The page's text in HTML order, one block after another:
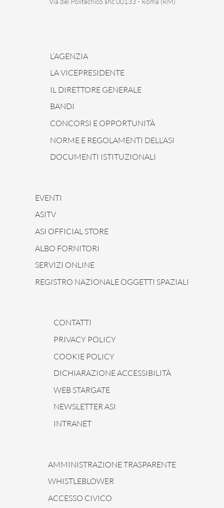
L’AGENZIA
LA VICEPRESIDENTE
IL DIRETTORE GENERALE
BANDI
CONCORSI E OPPORTUNITÀ
NORME E REGOLAMENTI DELL’ASI
DOCUMENTI ISTITUZIONALI
EVENTI
ASITV
ASI OFFICIAL STORE
ALBO FORNITORI
SERVIZI ONLINE
REGISTRO NAZIONALE OGGETTI SPAZIALI
CONTATTI
PRIVACY POLICY
COOKIE POLICY
DICHIARAZIONE ACCESSIBILITÀ
WEB STARGATE
NEWSLETTER ASI
INTRANET
AMMINISTRAZIONE TRASPARENTE
WHISTLEBLOWER
ACCESSO CIVICO